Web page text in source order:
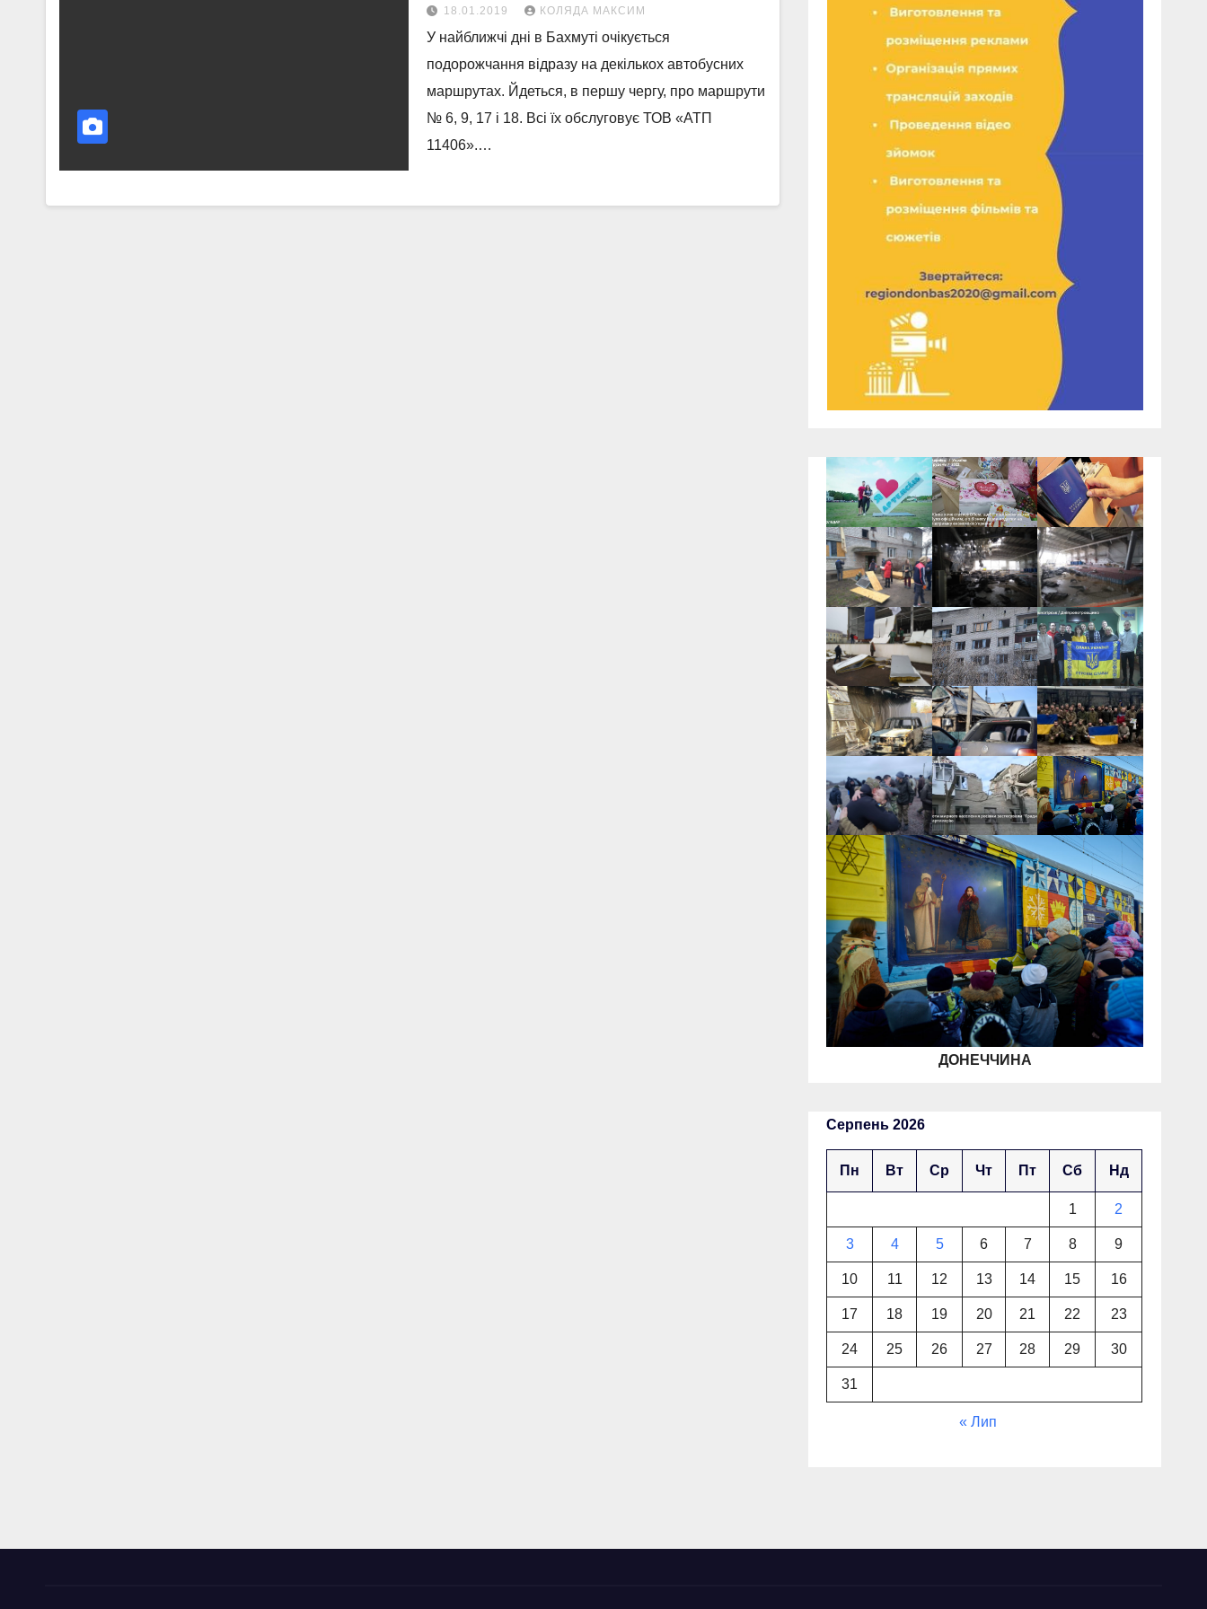
18.01.2019 КОЛЯДА МАКСИМ
У найближчі дні в Бахмуті очікується
подорожчання відразу на декількох автобусних
маршрутах. Йдеться, в першу чергу, про маршрути
№ 6, 9, 17 і 18. Всі їх обслуговує ТОВ «АТП
11406».…
ДОНЕЧЧИНА
Серпень 2026
Пн Вт Ср Чт Пт Сб Нд
1 2
3 4 5 6 7 8 9
10 11 12 13 14 15 16
17 18 19 20 21 22 23
24 25 26 27 28 29 30
31
« Лип